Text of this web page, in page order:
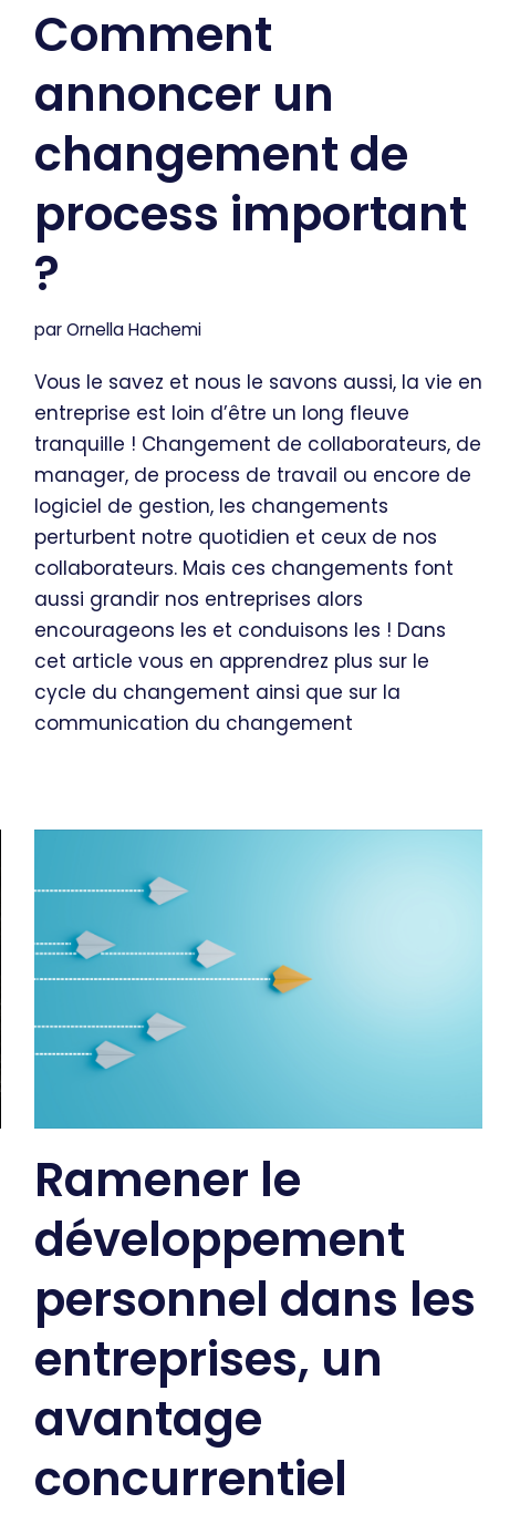
Comment
annoncer un
changement de
process important
?
parOrnella Hachemi
Vous le savez et nous le savons aussi, la vie en
entreprise est loin d’être un long fleuve
tranquille ! Changement de collaborateurs, de
manager, de process de travail ou encore de
logiciel de gestion, les changements
perturbent notre quotidien et ceux de nos
collaborateurs. Mais ces changements font
aussi grandir nos entreprises alors
encourageons les et conduisons les ! Dans
cet article vous en apprendrez plus sur le
cycle du changement ainsi que sur la
communication du changement
Ramener le
développement
personnel dans les
entreprises, un
avantage
concurrentiel